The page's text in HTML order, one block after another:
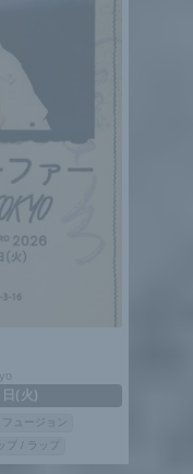
(火)
ュージョン
プ / ラップ